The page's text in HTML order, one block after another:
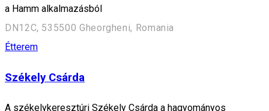
a Hamm alkalmazásból
DN12C, 535500 Gheorgheni, Romania
Étterem
Székely Csárda
A székelykeresztúri Székely Csárda a hagyományos